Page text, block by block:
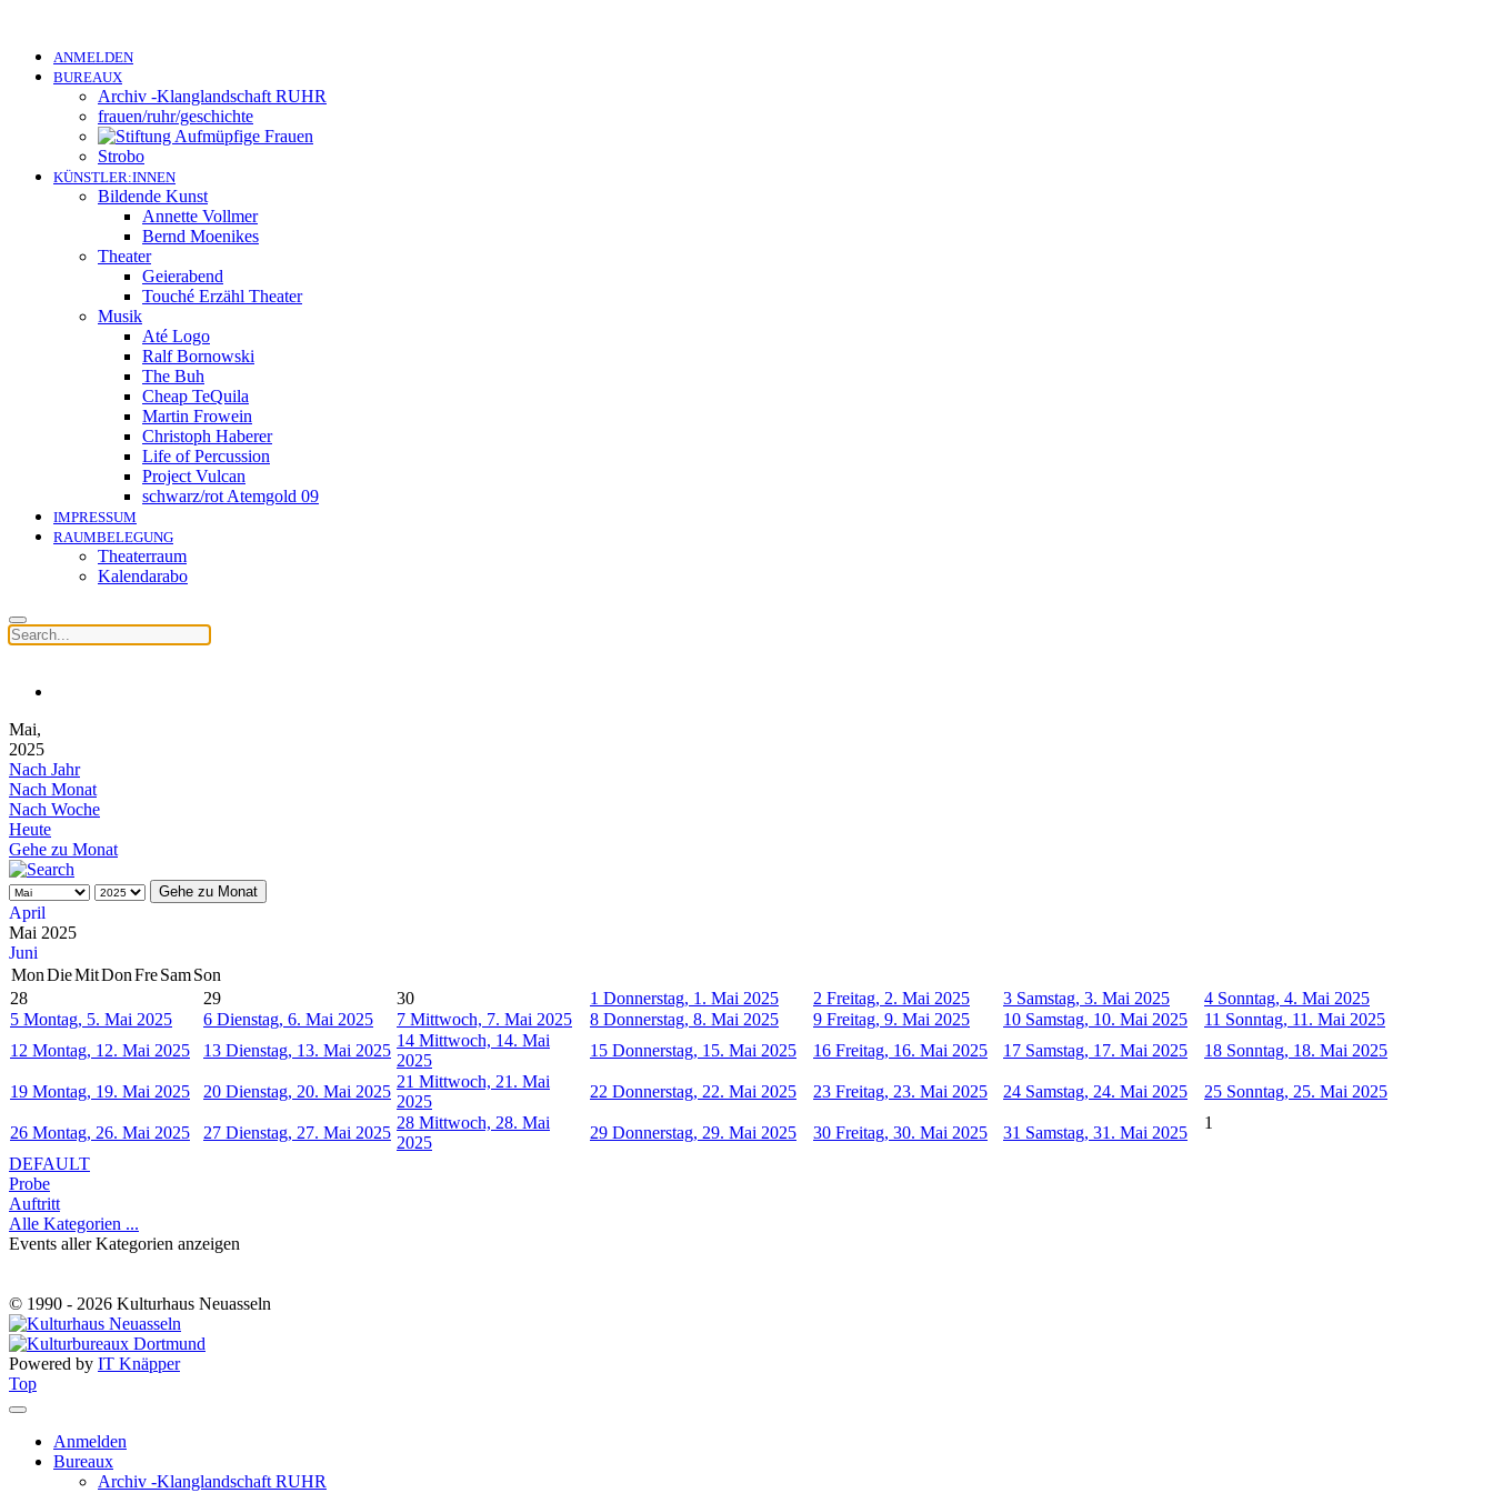
ANMELDEN
BUREAUX
Archiv -Klanglandschaft RUHR
frauen/ruhr/geschichte
Strobo
KÜNSTLER:INNEN
Bildende Kunst
Annette Vollmer
Bernd Moenikes
Theater
Geierabend
Touché Erzähl Theater
Musik
Até Logo
Ralf Bornowski
The Buh
Cheap TeQuila
Martin Frowein
Christoph Haberer
Life of Percussion
Project Vulcan
schwarz/rot Atemgold 09
IMPRESSUM
RAUMBELEGUNG
Theaterraum
Kalendarabo
Mai,
2025
Nach Jahr
Nach Monat
Nach Woche
Heute
Gehe zu Monat
Gehe zu Monat
April
Mai 2025
Juni
MonDieMitDonFreSamSon
28
29 30 1 Donnerstag, 1. Mai 2025 2 Freitag, 2. Mai 2025 3 Samstag, 3. Mai 2025 4 Sonntag, 4. Mai 2025
5 Montag, 5. Mai 2025 6 Dienstag, 6. Mai 2025 7 Mittwoch, 7. Mai 2025 8 Donnerstag, 8. Mai 2025 9 Freitag, 9. Mai 2025 10 Samstag, 10. Mai 2025 11 Sonntag, 11. Mai 2025
12 Montag, 12. Mai 2025 13 Dienstag, 13. Mai 2025
14 Mittwoch, 14. Mai
2025
15 Donnerstag, 15. Mai 2025 16 Freitag, 16. Mai 2025 17 Samstag, 17. Mai 2025 18 Sonntag, 18. Mai 2025
19 Montag, 19. Mai 2025 20 Dienstag, 20. Mai 2025
21 Mittwoch, 21. Mai
2025
22 Donnerstag, 22. Mai 2025 23 Freitag, 23. Mai 2025 24 Samstag, 24. Mai 2025 25 Sonntag, 25. Mai 2025
26 Montag, 26. Mai 2025 27 Dienstag, 27. Mai 2025
28 Mittwoch, 28. Mai
2025
29 Donnerstag, 29. Mai 2025 30 Freitag, 30. Mai 2025 31 Samstag, 31. Mai 2025
1
DEFAULT
Probe
Auftritt
Alle Kategorien ...
Events aller Kategorien anzeigen
© 1990 - 2026 Kulturhaus Neuasseln
Powered by IT Knäpper
Top
Anmelden
Bureaux
Archiv -Klanglandschaft RUHR